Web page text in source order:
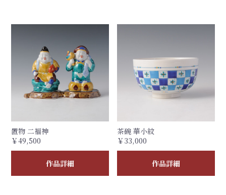
置物 二福神
￥49,500
作品詳細
茶碗 華小紋
￥33,000
作品詳細